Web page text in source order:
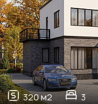
320 м2 3